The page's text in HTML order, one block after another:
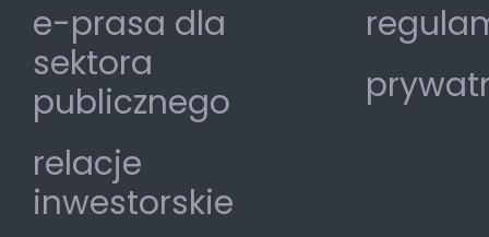
e-prasa dla
sektora
publicznego
relacje
inwestorskie